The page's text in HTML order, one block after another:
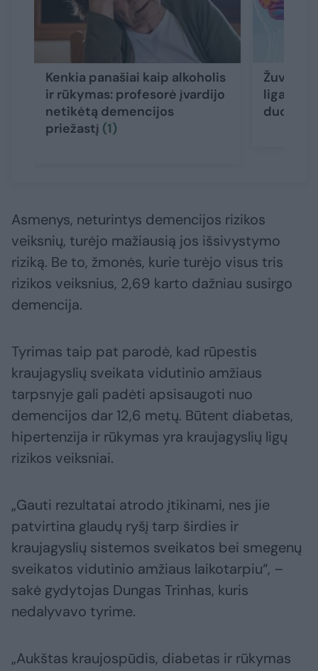
Kenkia panašiai kaip alkoholis
ir rūkymas: profesorė įvardijo
netikėtą demencijos
priežastį (1)
Žuvų
liga:
Asmenys, neturintys demencijos rizikos
veiksnių, turėjo mažiausią jos išsivystymo
riziką. Be to, žmonės, kurie turėjo visus tris
rizikos veiksnius, 2,69 karto dažniau susirgo
demencija.
Tyrimas taip pat parodė, kad rūpestis
kraujagyslių sveikata vidutinio amžiaus
tarpsnyje gali padėti apsisaugoti nuo
demencijos dar 12,6 metų. Būtent diabetas,
hipertenzija ir rūkymas yra kraujagyslių ligų
rizikos veiksniai.
„Gauti rezultatai atrodo įtikinami, nes jie
patvirtina glaudų ryšį tarp širdies ir
kraujagyslių sistemos sveikatos bei smegenų
sveikatos vidutinio amžiaus laikotarpiu“, –
sakė gydytojas Dungas Trinhas, kuris
nedalyvavo tyrime.
„Aukštas kraujospūdis, diabetas ir rūkymas